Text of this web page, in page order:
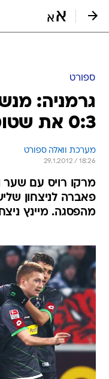
ספורט
גרמניה:
0:3 את שטוטגרט
מערכת וואלה ספורט
29.1.2012 / 18:26
מרקו רויס עם שער
פאברה לניצחון
מהפסגה. מיינץ